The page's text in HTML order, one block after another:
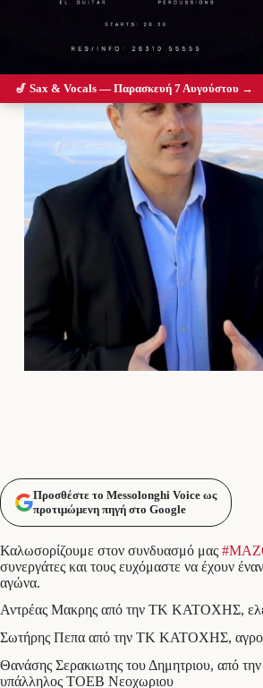
Προσθέστε το Messolonghi Voice ως
προτιμώμενη πηγή στο Google
Καλωσορίζουμε στον συνδυασμό μας
συνεργάτες και τους ευχόμαστε να έχουν έναν
αγώνα.
Αντρέας Μακρης από την ΤΚ ΚΑΤΟΧΗΣ,
Σωτήρης Πεπα από την ΤΚ ΚΑΤΟΧΗΣ,
Θανάσης Σερακιωτης του Δημητριου, από
υπάλληλος ΤΟΕΒ Νεοχωριου
🎷 Sax & Vocals — Παρασκευή 7 Αυγούστου →